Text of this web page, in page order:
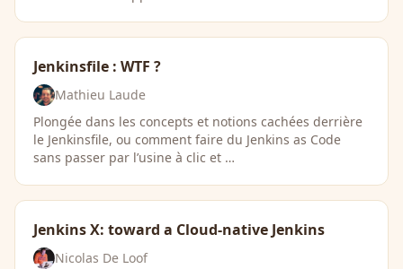
Jenkinsfile : WTF ?
Mathieu Laude
Plongée dans les concepts et notions cachées derrière
le Jenkinsfile, ou comment faire du Jenkins as Code
sans passer par l’usine à clic et …
Jenkins X: toward a Cloud-native Jenkins
Nicolas De Loof